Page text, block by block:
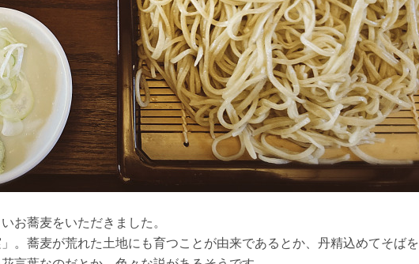
お蕎麦をいただきました。
。蕎麦が荒れた土地にも育つことが由来であるとか、丹精込めてそばを